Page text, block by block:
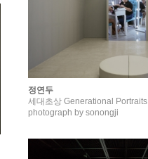
정연두
세대초상 Generational
photograph by sonongji